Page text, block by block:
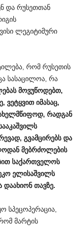
და რუსეთთან
ლეგიტიმური
რომ რუსეთის
სასაცილოა, რა
მოვუწოდებთ,
, ვეტყვით იმასაც,
, რადგან
, გვამცირებს და
მებრძოლების
საქართველოს
ელისაშვილს
დაახიონ თავზე.
სპეცოპერაცია,
მარტის